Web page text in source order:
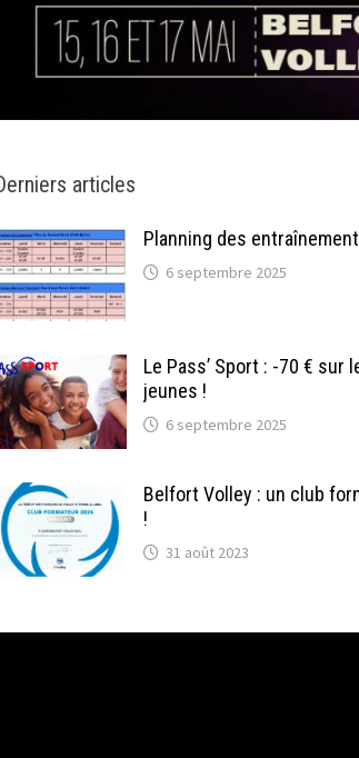
articles
Planning des
6 septembre 2025
Le Pass’ Sport : -70 € sur
jeunes !
6 septembre 2025
Belfort Volley : un club
!
31 août 2023